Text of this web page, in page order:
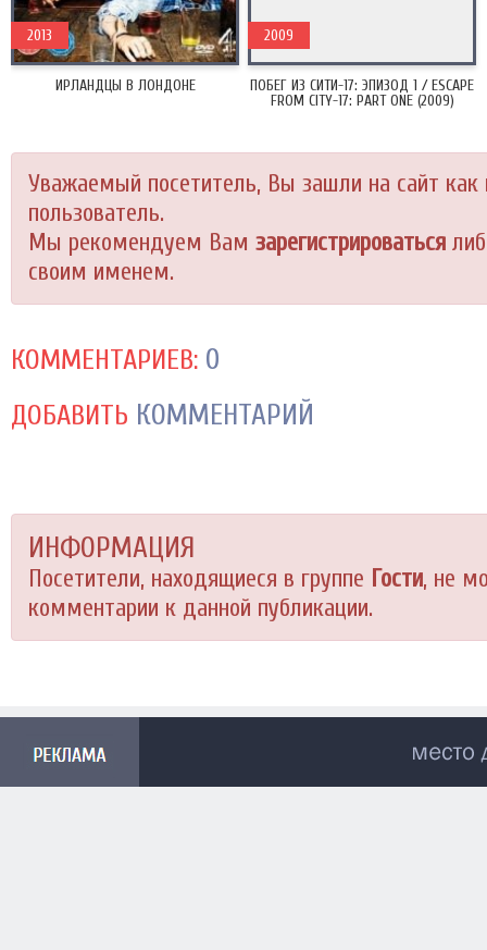
ИРЛАНДЦЫ В ЛОНДОНЕ
2013
ПОБЕГ ИЗ СИТИ-17: ЭПИЗОД 1 / ESCAPE
FROM CITY-17: PART ONE (2009)
2009
Уважаемый посетитель, Вы зашли на сайт как
пользователь.
Мы рекомендуем Вам зарегистрироваться
своим именем.
КОММЕНТАРИЕВ: 0
ДОБАВИТЬ КОММЕНТАРИЙ
ИНФОРМАЦИЯ
Посетители, находящиеся в группе Гости, не
комментарии к данной публикации.